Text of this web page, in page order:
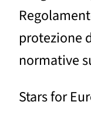
protezione
normative
Stars for